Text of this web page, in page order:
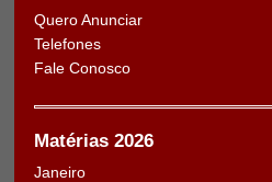
Quero Anunciar
Telefones
Fale Conosco
Matérias 2026
Janeiro